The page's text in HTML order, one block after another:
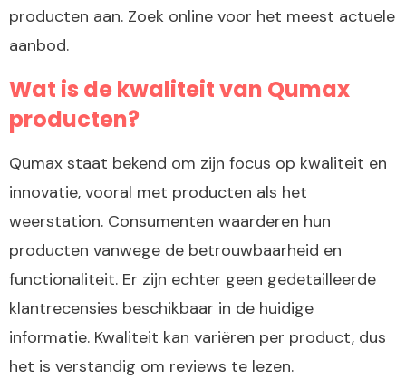
producten aan. Zoek online voor het meest actuele
aanbod.
Wat is de kwaliteit van Qumax
producten?
Qumax staat bekend om zijn focus op kwaliteit en
innovatie, vooral met producten als het
weerstation. Consumenten waarderen hun
producten vanwege de betrouwbaarheid en
functionaliteit. Er zijn echter geen gedetailleerde
klantrecensies beschikbaar in de huidige
informatie. Kwaliteit kan variëren per product, dus
het is verstandig om reviews te lezen.